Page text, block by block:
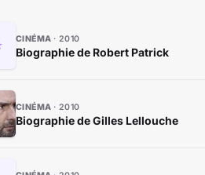
CINÉMA 2010
Biographie de Robert Patrick
CINÉMA 2010
Biographie de Gilles Lellouche